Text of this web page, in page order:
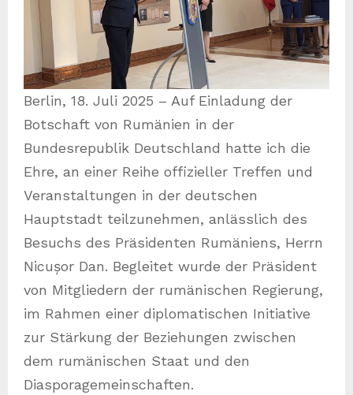
Berlin, 18. Juli 2025 – Auf Einladung der
Botschaft von Rumänien in der
Bundesrepublik Deutschland hatte ich die
Ehre, an einer Reihe offizieller Treffen und
Veranstaltungen in der deutschen
Hauptstadt teilzunehmen, anlässlich des
Besuchs des Präsidenten Rumäniens, Herrn
Nicușor Dan. Begleitet wurde der Präsident
von Mitgliedern der rumänischen Regierung,
im Rahmen einer diplomatischen Initiative
zur Stärkung der Beziehungen zwischen
dem rumänischen Staat und den
Diasporagemeinschaften.